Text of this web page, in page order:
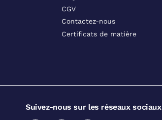
CGV
Contactez-nous
Certificats de matière
Suivez-nous sur les réseaux sociaux